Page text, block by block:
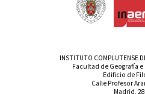
INSTITUTO COMPLUTENSE
Facultad de Geografía e
Edificio de
Calle Profesor
Madrid,